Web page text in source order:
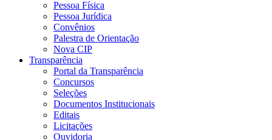
Pessoa Física
Pessoa Jurídica
Convênios
Palestra de Orientação
Nova CIP
Transparência
Portal da Transparência
Concursos
Seleções
Documentos Institucionais
Editais
Licitações
Ouvidoria